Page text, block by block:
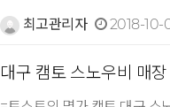
최고관리자 2018-10-
대구 캠토 스노우비 매